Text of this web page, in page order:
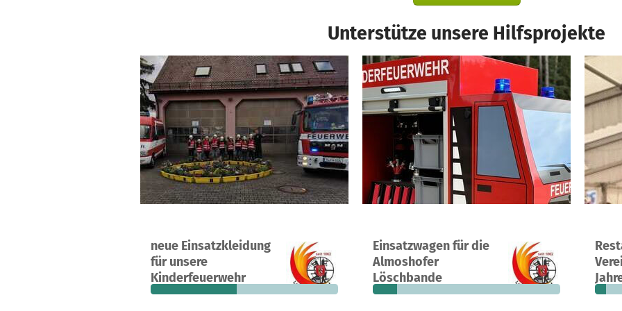
Unterstütze unsere Hilfsprojekte
neue Einsatzkleidung
für unsere
Kinderfeuerwehr
Ein Projekt in Nürnberg, Deutschland
14
Spenden finanziert
649 €
fehlen noch
Einsatzwagen für die
Almoshofer
Löschbande
Ein Projekt in Nürnberg, Deutschland
21
Spenden
3.998 €
fehlen noch
Ein
16